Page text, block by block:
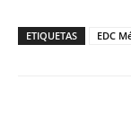
ETIQUETAS EDC